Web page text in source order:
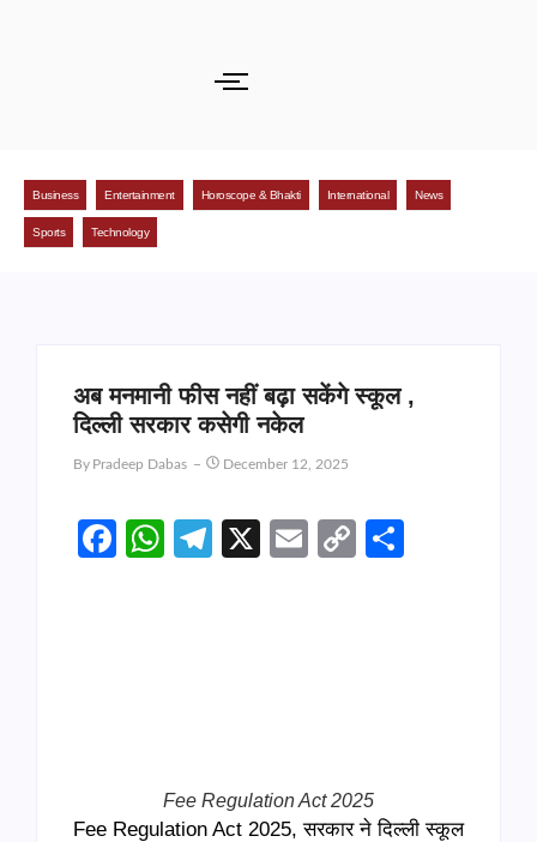
Business Entertainment Horoscope & Bhakti International News
Sports Technology
अब मनमानी फीस नहीं बढ़ा सकेंगे स्कूल ,
दिल्ली सरकार कसेगी नकेल
By Pradeep Dabas December 12, 2025
Facebook
WhatsApp
Telegram
X EmailCopy
Fee Regulation Act 2025
Fee Regulation Act 2025, सरकार ने दिल्ली स्कूल